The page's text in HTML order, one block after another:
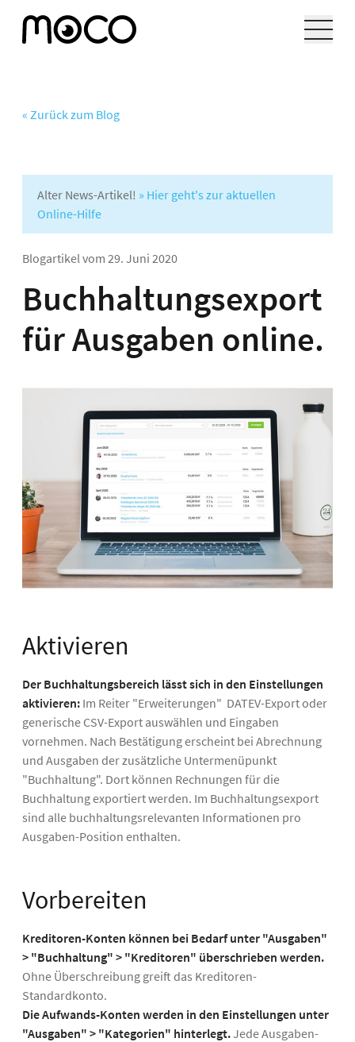
« Zurück zum Blog
Alter News-Artikel! » Hier geht's zur aktuellen
Online-Hilfe
Blogartikel vom 29. Juni 2020
Buchhaltungsexport
für Ausgaben online.
Aktivieren
Der Buchhaltungsbereich lässt sich in den Einstellungen
aktivieren: Im Reiter "Erweiterungen" DATEV-Export oder
generische CSV-Export auswählen und Eingaben
vornehmen. Nach Bestätigung erscheint bei Abrechnung
und Ausgaben der zusätzliche Untermenüpunkt
"Buchhaltung". Dort können Rechnungen für die
Buchhaltung exportiert werden. Im Buchhaltungsexport
sind alle buchhaltungsrelevanten Informationen pro
Ausgaben-Position enthalten.
Vorbereiten
Kreditoren-Konten können bei Bedarf unter "Ausgaben"
> "Buchhaltung" > "Kreditoren" überschrieben werden.
Ohne Überschreibung greift das Kreditoren-
Standardkonto.
Die Aufwands-Konten werden in den Einstellungen unter
"Ausgaben" > "Kategorien" hinterlegt.Jede Ausgaben-